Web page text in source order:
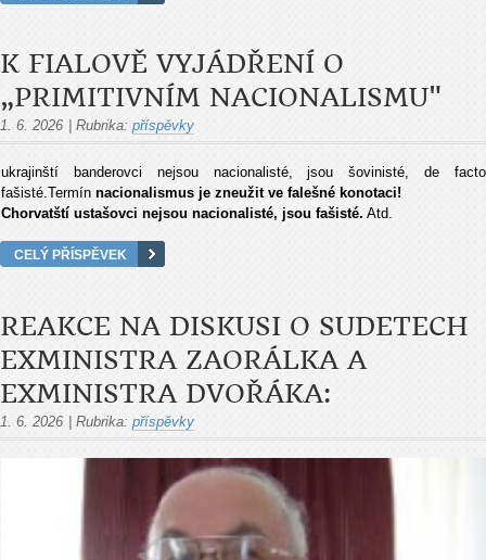
K FIALOVĚ VYJÁDŘENÍ O
„PRIMITIVNÍM NACIONALISMU"
1. 6. 2026 | Rubrika: příspěvky
ukrajinští banderovci nejsou nacionalisté, jsou šovinisté, de facto
fašisté.Termín nacionalismus je zneužit ve falešné konotaci!
Chorvatští ustašovci nejsou nacionalisté, jsou fašisté. Atd.
CELÝ PŘÍSPĚVEK
REAKCE NA DISKUSI O SUDETECH
EXMINISTRA ZAORÁLKA A
EXMINISTRA DVOŘÁKA:
1. 6. 2026 | Rubrika: příspěvky